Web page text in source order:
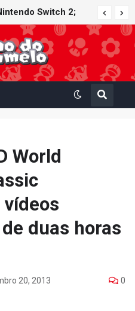
Switch 2;
atualização
World
duas horas
20, 2013 0